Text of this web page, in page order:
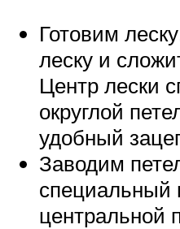
Готовим
леску и
Центр лески
округлой
удобный
Заводим
специальный
центральной